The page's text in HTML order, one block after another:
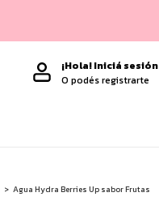
¡Hola!Iniciá sesión
O podés registrarte
> Agua Hydra Berries Up sabor Frutas